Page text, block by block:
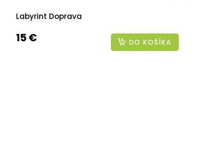
Labyrint Doprava
15 € DO KOŠÍKA